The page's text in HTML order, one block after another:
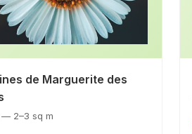
de Marguerite des
2–3 sq m